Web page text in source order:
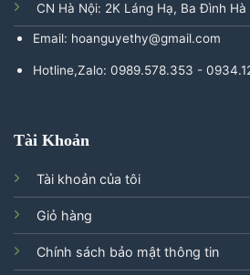
CN Hà Nội: 2K Láng Hạ, Ba Đình Hà
Email: hoanguyethy@gmail.com
Hotline,Zalo: 0989.578.353 -
Tài Khoản
Tài khoản của tôi
Giỏ hàng
Chính sách bảo mật thông tin